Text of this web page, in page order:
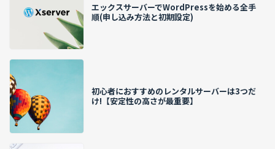
エックスサーバーでWordPressを始める全手
順(申し込み方法と初期設定)
初心者におすすめのレンタルサーバーは3つだ
け!【安定性の高さが最重要】